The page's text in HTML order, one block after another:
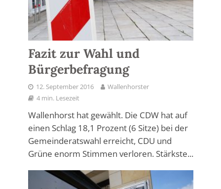
Fazit zur Wahl und
Bürgerbefragung
12. September 2016
Wallenhorster
4 min. Lesezeit
Wallenhorst hat gewählt. Die CDW hat auf
einen Schlag 18,1 Prozent (6 Sitze) bei der
Gemeinderatswahl erreicht, CDU und
Grüne enorm Stimmen verloren. Stärkste...